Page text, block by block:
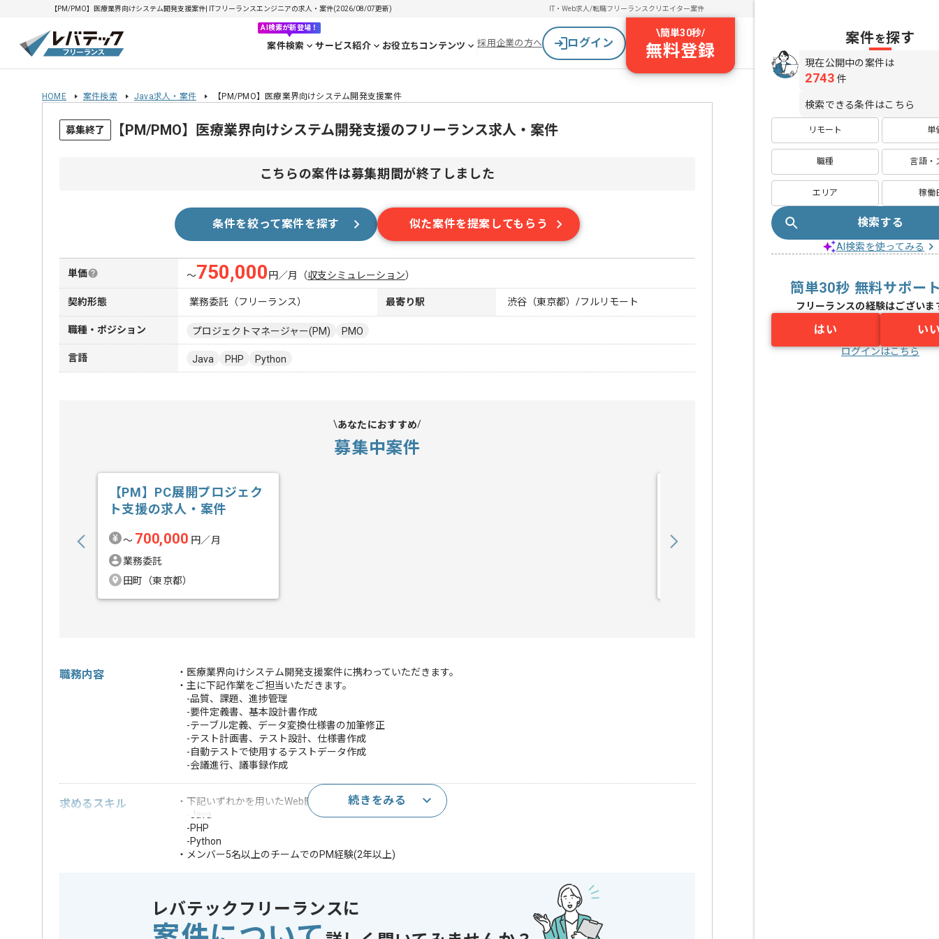
【PM/PMO】医療業界向けシステム開発支援案件| ITフリーランスエンジニアの求人・案件(2026/08/07更新) IT・Web求人/転職フリーランスクリエイター案件
AI検索が新登場！
案件検索 サービス紹介 お役立ちコンテンツ 採用企業の方へ ログイン
\簡単30秒/
無料登録
HOME 案件検索 Java求人・案件 【PM/PMO】医療業界向けシステム開発支援案件
募集終了 【PM/PMO】医療業界向けシステム開発支援のフリーランス求人・案件
こちらの案件は募集期間が終了しました
条件を絞って案件を探す 似た案件を提案してもらう
単価 〜750,000 円／月 （収支シミュレーション）
契約形態 業務委託（フリーランス） 最寄り駅 渋谷（東京都）/フルリモート
職種・ポジション プロジェクトマネージャー(PM) PMO
言語 Java PHP Python
あなたにおすすめ
募集中案件
【PM】PC展開プロジェク
ト支援の求人・案件
〜 700,000 円／月
業務委託
田町（東京都）
職務内容
・医療業界向けシステム開発支援案件に携わっていただきます。
・主に下記作業をご担当いただきます。
-品質、課題、進捗管理
-要件定義書、基本設計書作成
-テーブル定義、データ変換仕様書の加筆修正
-テスト計画書、テスト設計、仕様書作成
-自動テストで使用するテストデータ作成
-会議進行、議事録作成
求めるスキル
・下記いずれかを用いたWeb開発経験(5年以上)
-Java
-PHP
-Python
・メンバー5名以上のチームでのPM経験(2年以上)
-テーブル定義、データ変換仕様書の加筆修正
-テスト計画書、テスト設計、仕様書の作成
-自動テストで使用するテストデータ作成
続きをみる
レバテックフリーランスに
案件を探す
現在公開中の案件は
2743 件
検索できる条件はこちら
リモート 単
職種 言語・
エリア 稼働
検索する
AI検索を使ってみる
簡単30秒 無料サポー
フリーランスの経験はございま
はい い
ログインはこちら